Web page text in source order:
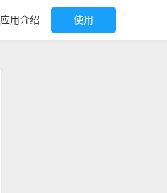
应用介绍 使用